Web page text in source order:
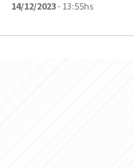
14/12/2023- 13:55hs